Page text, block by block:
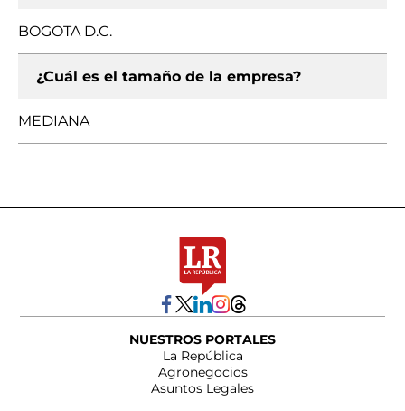
BOGOTA D.C.
¿Cuál es el tamaño de la empresa?
MEDIANA
NUESTROS PORTALES
La República
Agronegocios
Asuntos Legales